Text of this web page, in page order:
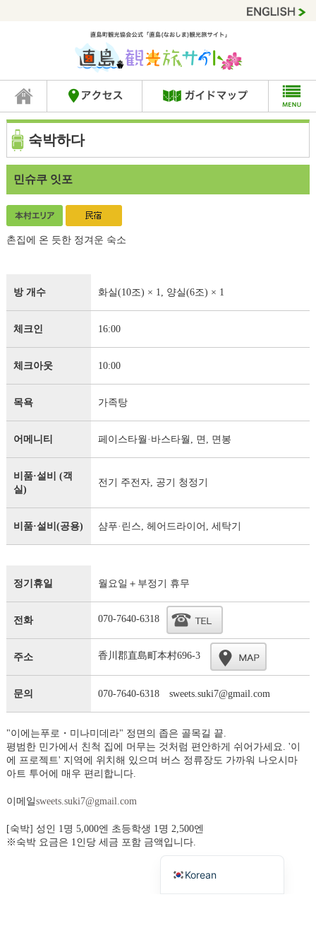
숙박하다
민슈쿠 잇포
촌집에 온 듯한 정겨운 숙소
방 개수 화실(10조) × 1, 양실(6조) × 1
체크인 16:00
체크아웃 10:00
목욕 가족탕
어메니티 페이스타월·바스타월, 면, 면봉
비품·설비 (객
실)
전기 주전자, 공기 청정기
비품·설비(공용) 샴푸·린스, 헤어드라이어, 세탁기
정기휴일 월요일＋부정기 휴무
전화 070-7640-6318
주소 香川郡直島町本村696-3
문의 070-7640-6318 sweets.suki7@gmail.com
"이에는푸로・미나미데라" 정면의 좁은 골목길 끝.
평범한 민가에서 친척 집에 머무는 것처럼 편안하게 쉬어가세요. '이
에 프로젝트' 지역에 위치해 있으며 버스 정류장도 가까워 나오시마
아트 투어에 매우 편리합니다.
이메일sweets.suki7@gmail.com
[숙박] 성인 1명 5,000엔 초등학생 1명 2,500엔
※숙박 요금은 1인당 세금 포함 금액입니다.
Korean
English
French